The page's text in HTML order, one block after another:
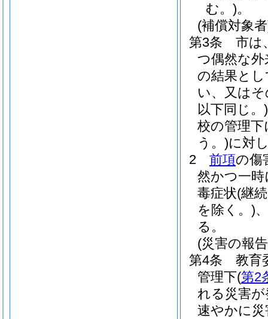
む。)。
(補償対象
第3条
市は
つ偶然な
の結果と
い、又は
以下同じ。)
校の管理
う。)に対
2
前項の傷
然かつ一
毒症状(継
を除く。)
る。
(災害の報
第4条
教育
管理下(第2
れる災害
速やかに